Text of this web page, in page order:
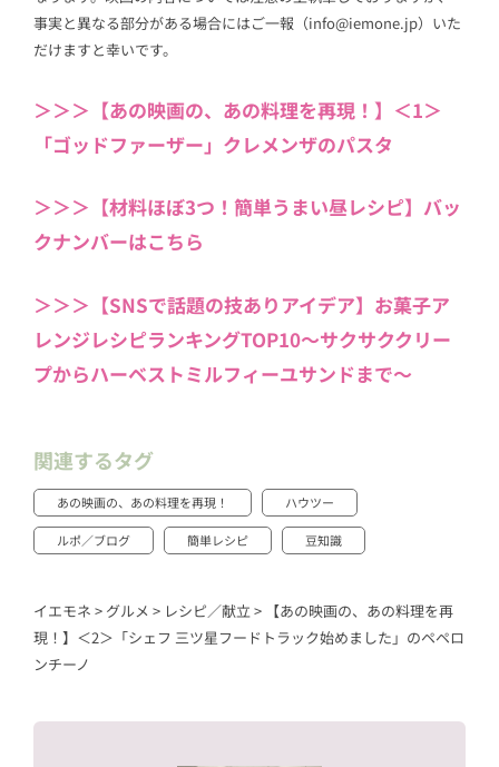
事実と異なる部分がある場合にはご一報（info@iemone.jp）いた
だけますと幸いです。
＞＞＞【あの映画の、あの料理を再現！】＜1＞
「ゴッドファーザー」クレメンザのパスタ
＞＞＞【材料ほぼ3つ！簡単うまい昼レシピ】バッ
クナンバーはこちら
＞＞＞【SNSで話題の技ありアイデア】お菓子ア
レンジレシピランキングTOP10〜サクサククリー
プからハーベストミルフィーユサンドまで〜
関連するタグ
あの映画の、あの料理を再現！ ハウツー
ルポ／ブログ 簡単レシピ 豆知識
イエモネ > グルメ > レシピ／献立> 【あの映画の、あの料理を再
現！】＜2＞「シェフ 三ツ星フードトラック始めました」のペペロ
ンチーノ